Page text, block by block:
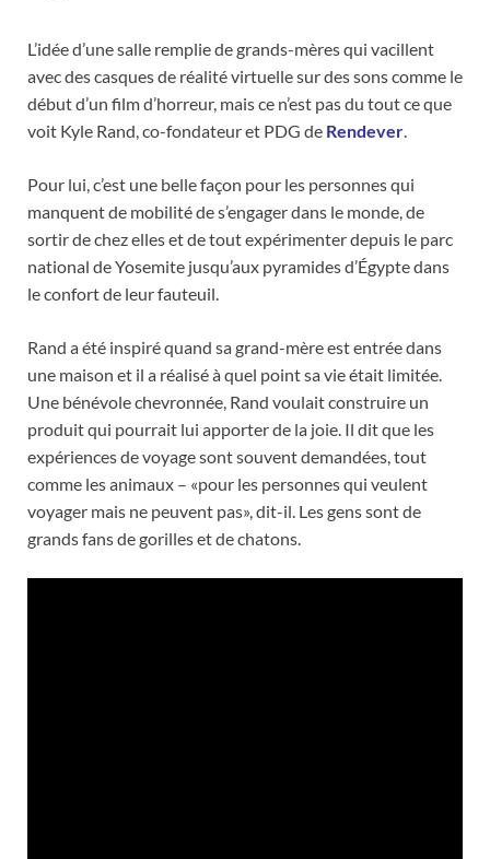
L’idée d’une salle remplie de grands-mères qui vacillent
avec des casques de réalité virtuelle sur des sons comme le
début d’un film d’horreur, mais ce n’est pas du tout ce que
voit Kyle Rand, co-fondateur et PDG de Rendever.
Pour lui, c’est une belle façon pour les personnes qui
manquent de mobilité de s’engager dans le monde, de
sortir de chez elles et de tout expérimenter depuis le parc
national de Yosemite jusqu’aux pyramides d’Égypte dans
le confort de leur fauteuil.
Rand a été inspiré quand sa grand-mère est entrée dans
une maison et il a réalisé à quel point sa vie était limitée.
Une bénévole chevronnée, Rand voulait construire un
produit qui pourrait lui apporter de la joie. Il dit que les
expériences de voyage sont souvent demandées, tout
comme les animaux – «pour les personnes qui veulent
voyager mais ne peuvent pas», dit-il. Les gens sont de
grands fans de gorilles et de chatons.